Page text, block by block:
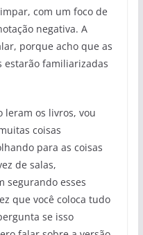
com um foco de
negativa. A
porque acho que as
estarão familiarizadas
leram os livros, vou
coisas
para as coisas
de salas,
segurando esses
que você coloca tudo
se isso